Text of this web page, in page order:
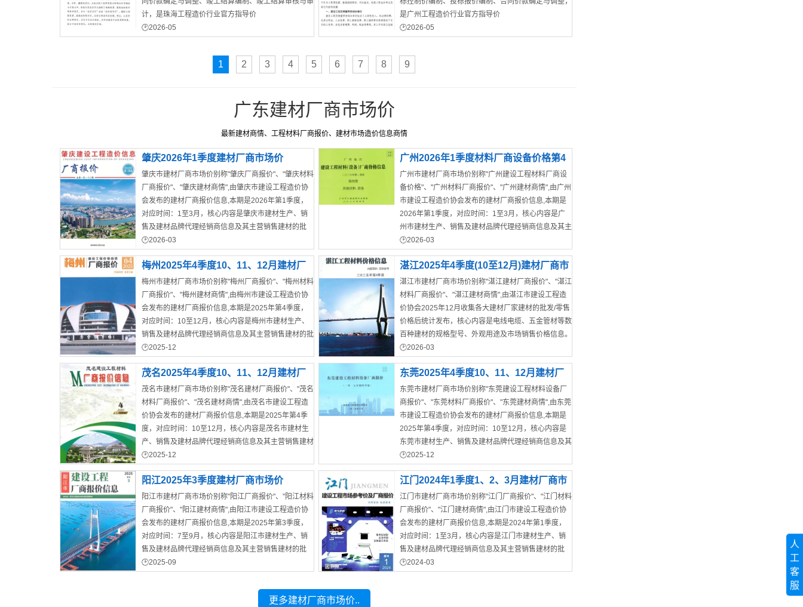
计，是珠海工程造价行业官方指导价
珠海市工程投标价
2026-05
是广州工程造价行业官方指导价
广州市工程预算价
2026-05
1 2 3 4 5 6 7 8 9
广东建材厂商市场价
最新建材商情、工程材料厂商报价、建材市场造价信息商情
肇庆2026年1季度建材厂商市场价
肇庆市建材厂商市场价别称"肇庆厂商报价"、"肇庆材料
厂商报价"、"肇庆建材商情",由肇庆市建设工程造价协
会发布的建材厂商报价信息,本期是2026年第1季度，
对应时间：1至3月，核心内容是肇庆市建材生产、销
售及建材品牌代理经销商信息及其主营销售建材的批
发/零售价格
肇庆市工程造价期刊
2026-03
广州2026年1季度材料厂商设备价格第4
册[其它材料设备]
广州市建材厂商市场价别称"广州建设工程材料厂商设
备价格"、"广州材料厂商报价"、"广州建材商情",由广州
市建设工程造价协会发布的建材厂商报价信息,本期是
2026年第1季度，对应时间：1至3月，核心内容是广
州市建材生产、销售及建材品牌代理经销商信息及其主
营销售建材的批发/零售价格
2026-03
梅州2025年4季度10、11、12月建材厂
商市场价
梅州市建材厂商市场价别称"梅州厂商报价"、"梅州材料
厂商报价"、"梅州建材商情",由梅州市建设工程造价协
会发布的建材厂商报价信息,本期是2025年第4季度，
对应时间：10至12月，核心内容是梅州市建材生产、
销售及建材品牌代理经销商信息及其主营销售建材的批
发/零售价格
梅州市结算造价信息
2025年广东建材造价信息
2025-12
湛江2025年4季度(10至12月)建材厂商市
场价
湛江市建材厂商市场价别称"湛江建材厂商报价"、"湛江
材料厂商报价"、"湛江建材商情",由湛江市建设工程造
价协会2025年12月收集各大建材厂家建材的批发/零售
价格后统计发布，核心内容是电线电缆、五金管材等数
百种建材的规格型号、外观用途及市场销售价格信息。
湛江市材料价
2026-03
茂名2025年4季度10、11、12月建材厂
商市场价
茂名市建材厂商市场价别称"茂名建材厂商报价"、"茂名
材料厂商报价"、"茂名建材商情",由茂名市建设工程造
价协会发布的建材厂商报价信息,本期是2025年第4季
度，对应时间：10至12月，核心内容是茂名市建材生
产、销售及建材品牌代理经销商信息及其主营销售建材
的批发/零售价格
茂名市材料价格依据
2025-12
东莞2025年4季度10、11、12月建材厂
商市场价
东莞市建材厂商市场价别称"东莞建设工程材料设备厂
商报价"、"东莞材料厂商报价"、"东莞建材商情",由东莞
市建设工程造价协会发布的建材厂商报价信息,本期是
2025年第4季度，对应时间：10至12月，核心内容是
东莞市建材生产、销售及建材品牌代理经销商信息及其
主营销售建材的批发/零售价格
东莞市预算造价信息 2025-12
阳江2025年3季度建材厂商市场价
阳江市建材厂商市场价别称"阳江厂商报价"、"阳江材料
厂商报价"、"阳江建材商情",由阳江市建设工程造价协
会发布的建材厂商报价信息,本期是2025年第3季度，
对应时间：7至9月，核心内容是阳江市建材生产、销
售及建材品牌代理经销商信息及其主营销售建材的批
发/零售价格
阳江市材料造价信息
2025-09
江门2024年1季度1、2、3月建材厂商市
场价
江门市建材厂商市场价别称"江门厂商报价"、"江门材料
厂商报价"、"江门建材商情",由江门市建设工程造价协
会发布的建材厂商报价信息,本期是2024年第1季度，
对应时间：1至3月，核心内容是江门市建材生产、销
售及建材品牌代理经销商信息及其主营销售建材的批
发/零售价格
江门市建材价格
2024-03
更多建材厂商市场价..
人
工
客
服